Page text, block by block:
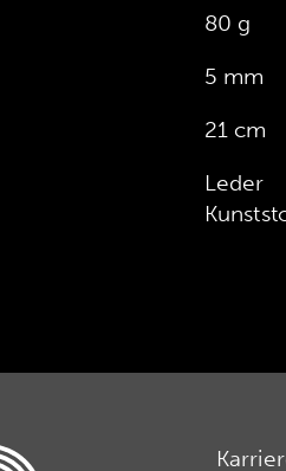
80 g
5 mm
21 cm
Leder